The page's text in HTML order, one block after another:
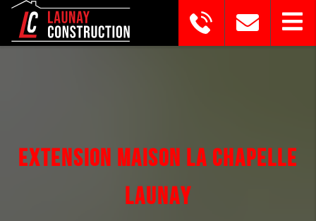
EXTENSION MAISON LA CHAPELLE
LAUNAY